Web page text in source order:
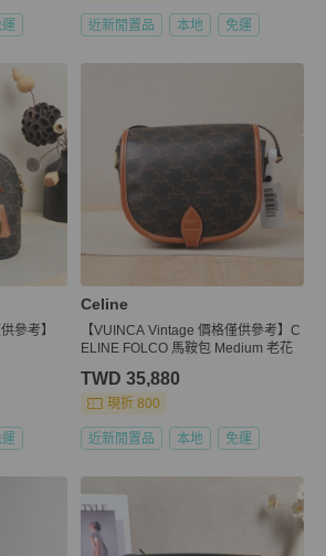
近新閒置品 本地 免運
參考】
Celine
【VUINCA Vintage 價格僅供參考】C
ELINE FOLCO 馬鞍包 Medium 老花
TWD 35,880
現折 800
近新閒置品 本地 免運